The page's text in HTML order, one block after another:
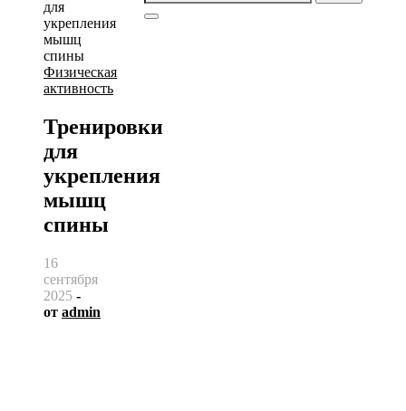
Физическая
активность
Тренировки
для
укрепления
мышц
спины
16
сентября
2025 -
от admin